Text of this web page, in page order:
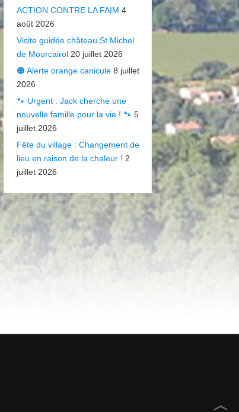
ACTION CONTRE LA FAIM 4
août 2026
Visite guidée château St Michel
de Mourcairol 20 juillet 2026
🟠 Alerte orange canicule 8 juillet
2026
🐾 Urgent : Jack cherche une
nouvelle famille pour la vie ! 🐾 5
juillet 2026
Fête du village : Changement de
lieu en raison de la chaleur ! 2
juillet 2026